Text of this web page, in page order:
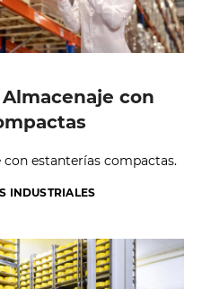
con
estanterías compactas.
INDUSTRIALES